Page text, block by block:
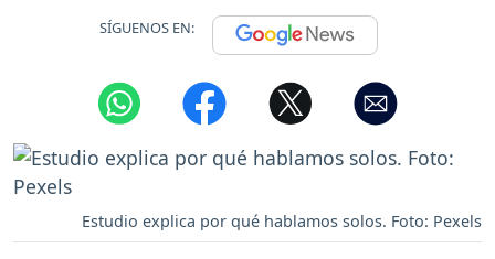
SÍGUENOS EN:
Estudio explica por qué hablamos solos. Foto: Pexels